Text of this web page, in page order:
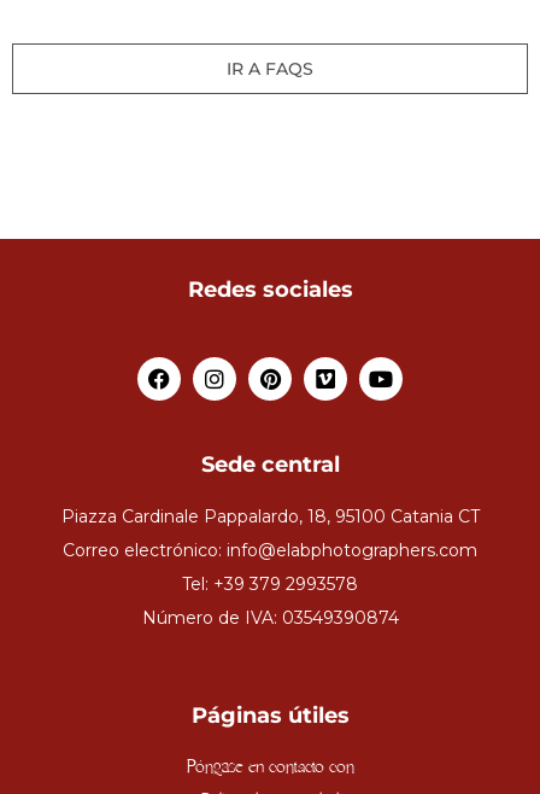
IR A FAQS
Redes sociales
Sede central
Piazza Cardinale Pappalardo, 18, 95100 Catania CT
Correo electrónico: info@elabphotographers.com
Tel: +39 379 2993578
Número de IVA: 03549390874
Páginas útiles
Póngase en contacto con
CARTERA
CONTACTOS
PRENSA